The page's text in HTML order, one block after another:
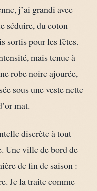
j’ai grandi avec
séduire, du coton
sortis pour les fêtes.
mais tenue à
robe noire ajourée,
sous une veste nette
mat.
discrète à tout
Une ville de bord de
de fin de saison :
Je la traite comme